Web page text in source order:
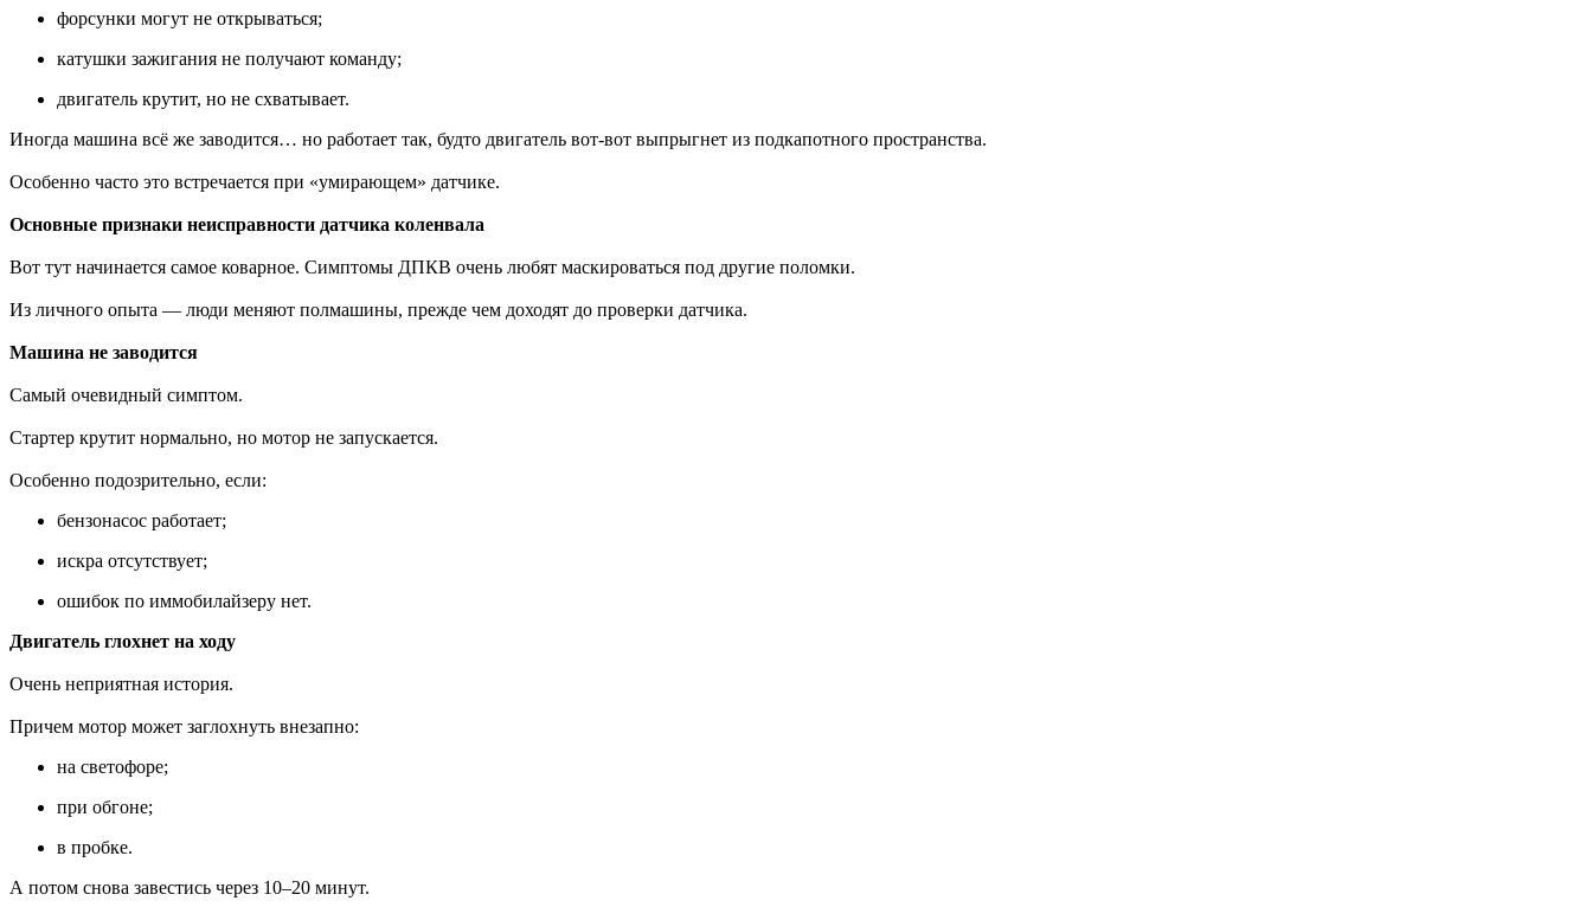
форсунки могут не открываться;
катушки зажигания не получают команду;
двигатель крутит, но не схватывает.
Иногда машина всё же заводится… но работает так, будто двигатель вот-вот выпрыгнет из подкапотного пространства.
Особенно часто это встречается при «умирающем» датчике.
Основные признаки неисправности датчика коленвала
Вот тут начинается самое коварное. Симптомы ДПКВ очень любят маскироваться под другие поломки.
Из личного опыта — люди меняют полмашины, прежде чем доходят до проверки датчика.
Машина не заводится
Самый очевидный симптом.
Стартер крутит нормально, но мотор не запускается.
Особенно подозрительно, если:
бензонасос работает;
искра отсутствует;
ошибок по иммобилайзеру нет.
Двигатель глохнет на ходу
Очень неприятная история.
Причем мотор может заглохнуть внезапно:
на светофоре;
при обгоне;
в пробке.
А потом снова завестись через 10–20 минут.